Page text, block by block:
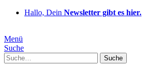
Hallo, Dein Newsletter gibt es hier.
Menü
Suche
Suche